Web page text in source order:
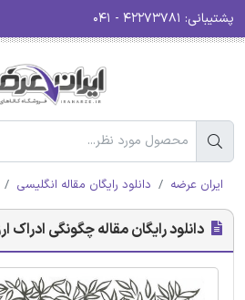
پشتیبانی:
ایران عرضه دانلود رایگان مقاله انگلیسی
دانلود رایگان مقاله چگونگی